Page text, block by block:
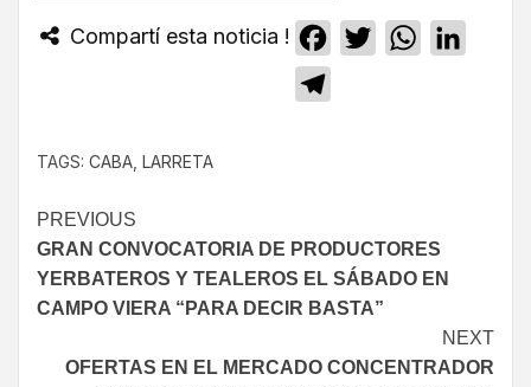
Compartí esta noticia ! Facebook
TwitterWhatsApp
TAGS: CABA LARRETA
PREVIOUS
GRAN CONVOCATORIA DE PRODUCTORES
YERBATEROS Y TEALEROS EL SÁBADO EN
CAMPO VIERA “PARA DECIR BASTA”
NEXT
OFERTAS EN EL MERCADO CONCENTRADOR